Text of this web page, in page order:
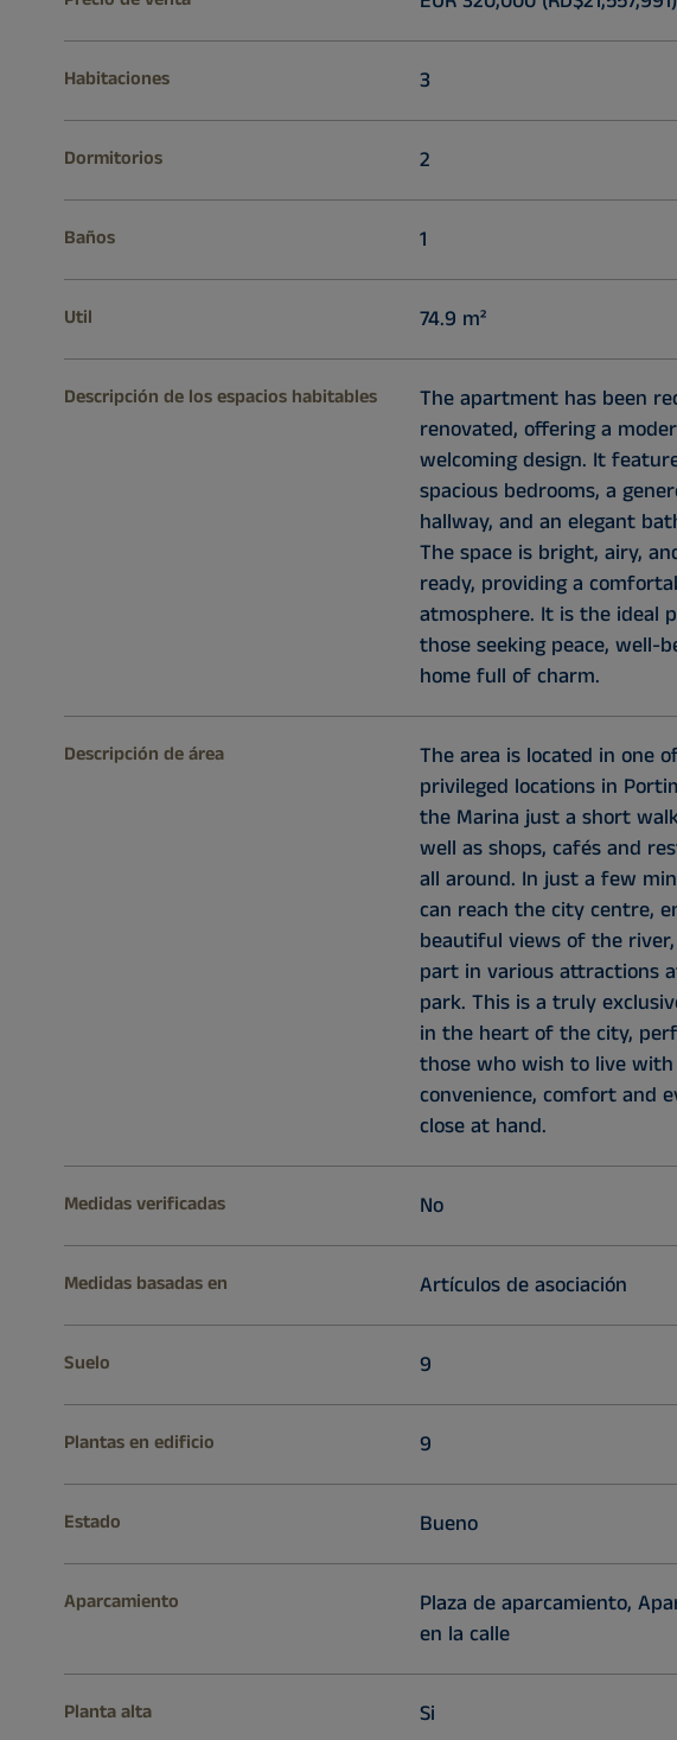
Habitaciones 3
Dormitorios 2
Baños 1
Util 74.9 m²
Descripción de los espacios habitables
The apartment has been
renovated, offering a
welcoming design. It
spacious bedrooms, a
hallway, and an elegant
The space is bright, airy,
ready, providing a
atmosphere. It is the ideal
those seeking peace, well-
home full of charm.
Descripción de área
The area is located in one
privileged locations in
the Marina just a short
well as shops, cafés and
all around. In just a few
can reach the city centre,
beautiful views of the
part in various attractions
park. This is a truly
in the heart of the city,
those who wish to live with
convenience, comfort and
close at hand.
Medidas verificadas No
Medidas basadas en Artículos de asociación
Suelo 9
Plantas en edificio 9
Estado Bueno
Aparcamiento
Plaza de aparcamiento,
en la calle
Planta alta Si